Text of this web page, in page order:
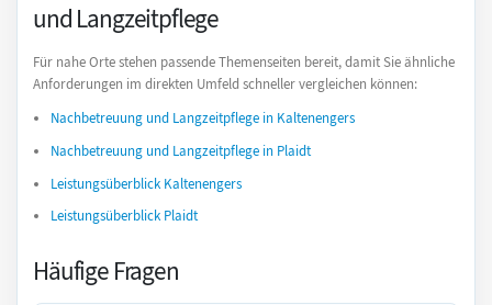
und Langzeitpflege
Für nahe Orte stehen passende Themenseiten bereit, damit Sie ähnliche
Anforderungen im direkten Umfeld schneller vergleichen können:
Nachbetreuung und Langzeitpflege in Kaltenengers
Nachbetreuung und Langzeitpflege in Plaidt
Leistungsüberblick Kaltenengers
Leistungsüberblick Plaidt
Häufige Fragen